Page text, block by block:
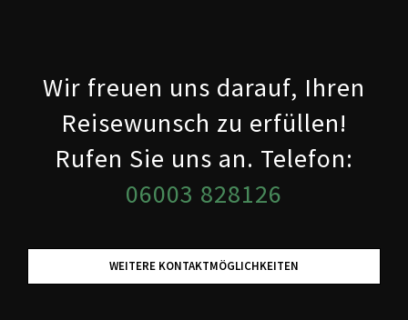
Wir freuen uns darauf, Ihren
Reisewunsch zu erfüllen!
Rufen Sie uns an. Telefon:
06003 828126
WEITERE KONTAKTMÖGLICHKEITEN